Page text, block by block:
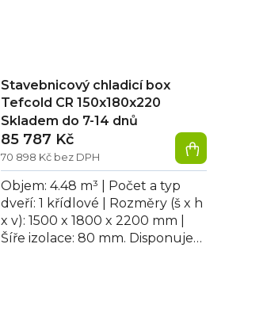
Stavebnicový chladicí box
Tefcold CR 150x180x220
Skladem do 7-14 dnů
70 898 Kč bez DPH
85 787 Kč
Objem: 4.48 m³ | Počet a typ
dveří: 1 křídlové | Rozměry (š x h
x v): 1500 x 1800 x 2200 mm |
Šíře izolace: 80 mm. Disponuje